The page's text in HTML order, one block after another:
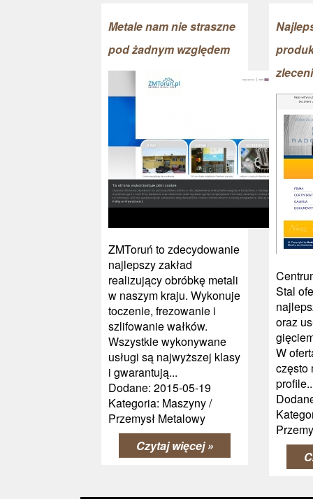
Metale nam nie straszne
pod żadnym względem
ZMToruń to zdecydowanie
najlepszy zakład
realizujący obróbkę metali
w naszym kraju. Wykonuje
toczenie, frezowanie i
szlifowanie wałków.
Wszystkie wykonywane
usługi są najwyższej klasy
i gwarantują...
Dodane: 2015-05-19
Kategoria: Maszyny /
Przemysł Metalowy
Czytaj więcej »
Stal
oraz
W
często